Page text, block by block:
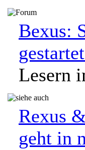
Bexus:
Lesern
Rexus
geht in